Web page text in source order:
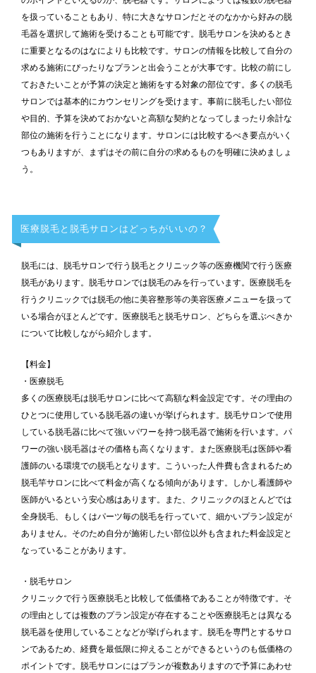
を扱っていることもあり、特に大きなサロンだとそのなかから好みの脱
毛器を選択して施術を受けることも可能です。脱毛サロンを決めるとき
に重要となるのはなによりも比較です。サロンの情報を比較して自分の
求める施術にぴったりなプランと出会うことが大事です。比較の前にし
ておきたいことが予算の決定と施術をする対象の部位です。多くの脱毛
サロンでは基本的にカウンセリングを受けます。事前に脱毛したい部位
や目的、予算を決めておかないと高額な契約となってしまったり余計な
部位の施術を行うことになります。サロンには比較するべき要点がいく
つもありますが、まずはその前に自分の求めるものを明確に決めましょ
う。
医療脱毛と脱毛サロンはどっちがいいの？
脱毛には、脱毛サロンで行う脱毛とクリニック等の医療機関で行う医療
脱毛があります。脱毛サロンでは脱毛のみを行っています。医療脱毛を
行うクリニックでは脱毛の他に美容整形等の美容医療メニューを扱って
いる場合がほとんどです。医療脱毛と脱毛サロン、どちらを選ぶべきか
について比較しながら紹介します。
【料金】
・医療脱毛
多くの医療脱毛は脱毛サロンに比べて高額な料金設定です。その理由の
ひとつに使用している脱毛器の違いが挙げられます。脱毛サロンで使用
している脱毛器に比べて強いパワーを持つ脱毛器で施術を行います。パ
ワーの強い脱毛器はその価格も高くなります。また医療脱毛は医師や看
護師のいる環境での脱毛となります。こういった人件費も含まれるため
脱毛竿サロンに比べて料金が高くなる傾向があります。しかし看護師や
医師がいるという安心感はあります。また、クリニックのほとんどでは
全身脱毛、もしくはパーツ毎の脱毛を行っていて、細かいプラン設定が
ありません。そのため自分が施術したい部位以外も含まれた料金設定と
なっていることがあります。
・脱毛サロン
クリニックで行う医療脱毛と比較して低価格であることが特徴です。そ
の理由としては複数のプラン設定が存在することや医療脱毛とは異なる
脱毛器を使用していることなどが挙げられます。脱毛を専門とするサロ
ンであるため、経費を最低限に抑えることができるというのも低価格の
ポイントです。脱毛サロンにはプランが複数ありますので予算にあわせ